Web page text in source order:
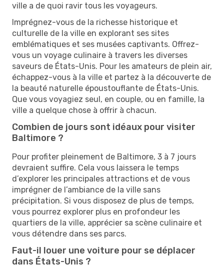
ville a de quoi ravir tous les voyageurs.
Imprégnez-vous de la richesse historique et
culturelle de la ville en explorant ses sites
emblématiques et ses musées captivants. Offrez-
vous un voyage culinaire à travers les diverses
saveurs de États-Unis. Pour les amateurs de plein air,
échappez-vous à la ville et partez à la découverte de
la beauté naturelle époustouflante de États-Unis.
Que vous voyagiez seul, en couple, ou en famille, la
ville a quelque chose à offrir à chacun.
Combien de jours sont idéaux pour visiter
Baltimore ?
Pour profiter pleinement de Baltimore, 3 à 7 jours
devraient suffire. Cela vous laissera le temps
d’explorer les principales attractions et de vous
imprégner de l’ambiance de la ville sans
précipitation. Si vous disposez de plus de temps,
vous pourrez explorer plus en profondeur les
quartiers de la ville, apprécier sa scène culinaire et
vous détendre dans ses parcs.
Faut-il louer une voiture pour se déplacer
dans États-Unis ?